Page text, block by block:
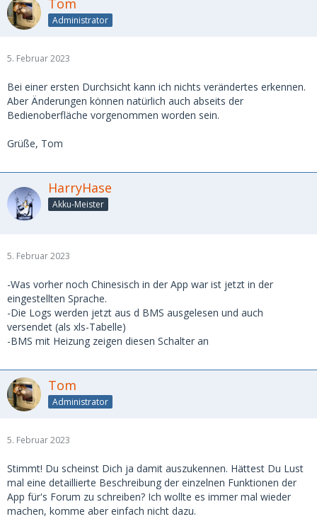
Tom
Administrator
5. Februar 2023
Bei einer ersten Durchsicht kann ich nichts verändertes erkennen.
Aber Änderungen können natürlich auch abseits der
Bedienoberfläche vorgenommen worden sein.
Grüße, Tom
HarryHase
Akku-Meister
5. Februar 2023
-Was vorher noch Chinesisch in der App war ist jetzt in der
eingestellten Sprache.
-Die Logs werden jetzt aus d BMS ausgelesen und auch
versendet (als xls-Tabelle)
-BMS mit Heizung zeigen diesen Schalter an
Tom
Administrator
5. Februar 2023
Stimmt! Du scheinst Dich ja damit auszukennen. Hättest Du Lust
mal eine detaillierte Beschreibung der einzelnen Funktionen der
App für's Forum zu schreiben? Ich wollte es immer mal wieder
machen, komme aber einfach nicht dazu.